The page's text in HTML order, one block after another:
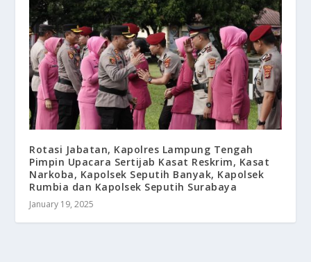
Rotasi Jabatan, Kapolres Lampung Tengah
Pimpin Upacara Sertijab Kasat Reskrim, Kasat
Narkoba, Kapolsek Seputih Banyak, Kapolsek
Rumbia dan Kapolsek Seputih Surabaya
January 19, 2025